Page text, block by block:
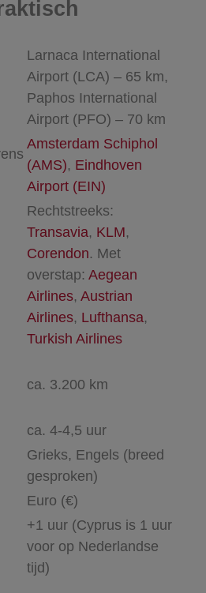
Larnaca International
Airport (LCA) – 65 km,
Paphos International
Airport (PFO) – 70 km
Amsterdam Schiphol
(AMS), Eindhoven
Airport (EIN)
Rechtstreeks:
Transavia, KLM,
Corendon. Met
overstap: Aegean
Airlines, Austrian
Airlines, Lufthansa,
Turkish Airlines
ca. 3.200 km
ca. 4-4,5 uur
Grieks, Engels (breed
gesproken)
Euro (€)
+1 uur (Cyprus is 1 uur
voor op Nederlandse
tijd)